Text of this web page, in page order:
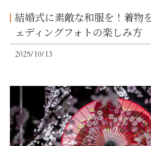
結婚式に素敵な和服を！着物
ェディングフォトの楽しみ方
2025/10/13